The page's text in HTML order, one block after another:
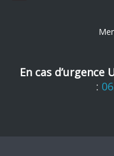
En cas d’urgence
: